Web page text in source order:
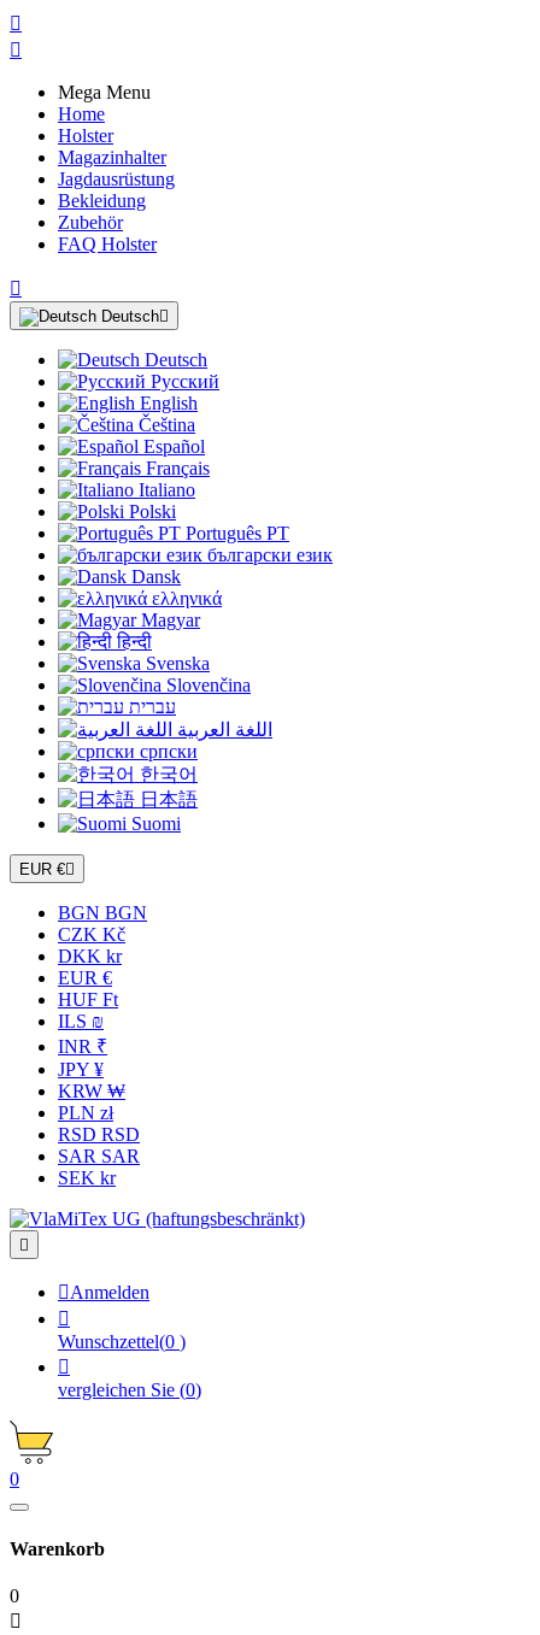


Mega Menu
Home
Holster
Magazinhalter
Jagdausrüstung
Bekleidung
Zubehör
FAQ Holster

Deutsch
Deutsch
Русский
English
Čeština
Español
Français
Italiano
Polski
Português PT
български език
Dansk
ελληνικά
Magyar
हिन्दी
Svenska
Slovenčina
עברית
اللغة العربية
српски
한국어
日本語
Suomi
EUR €
BGN BGN
CZK Kč
DKK kr
EUR €
HUF Ft
ILS ₪
INR ₹
JPY ¥
KRW ₩
PLN zł
RSD RSD
SAR SAR
SEK kr

Anmelden

Wunschzettel(0 )

vergleichen Sie (0)
0
Warenkorb
0
